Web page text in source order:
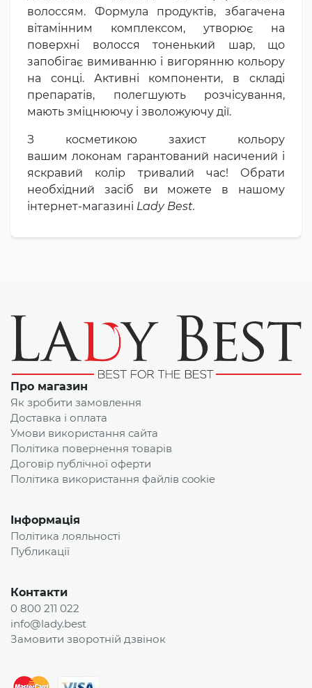
волоссям. Формула продуктів, збагачена
вітамінним комплексом, утворює на
поверхні волосся тоненький шар, що
запобігає вимиванню і вигорянню кольору
на сонці. Активні компоненти, в складі
препаратів, полегшують розчісування,
мають зміцнюючу і зволожуючу дії.
З косметикою захист кольору
вашим локонам гарантований насичений і
яскравий колір тривалий час! Обрати
необхідний засіб ви можете в нашому
інтернет-магазині Lady Best.
Про магазин
Як зробити замовлення
Доставка і оплата
Умови використання сайта
Політика повернення товарів
Договір публічної оферти
Політика використання файлів cookie
Інформація
Політика лояльності
Публикації
Контакти
0 800 211 022
info@lady.best
Замовити зворотній дзвінок